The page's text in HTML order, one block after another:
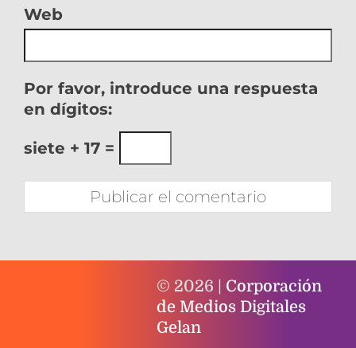
Web
Por favor, introduce una respuesta
en dígitos:
siete + 17 =
© 2026 | Corporación
de Medios Digitales
Gelan